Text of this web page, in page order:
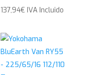
137,94€ IVA Incluido